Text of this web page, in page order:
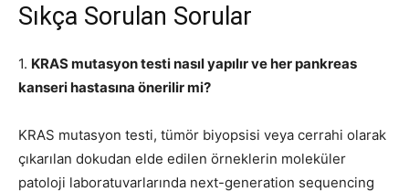
Sıkça Sorulan Sorular
1. KRAS mutasyon testi nasıl yapılır ve her pankreas
kanseri hastasına önerilir mi?
KRAS mutasyon testi, tümör biyopsisi veya cerrahi olarak
çıkarılan dokudan elde edilen örneklerin moleküler
patoloji laboratuvarlarında next-generation sequencing